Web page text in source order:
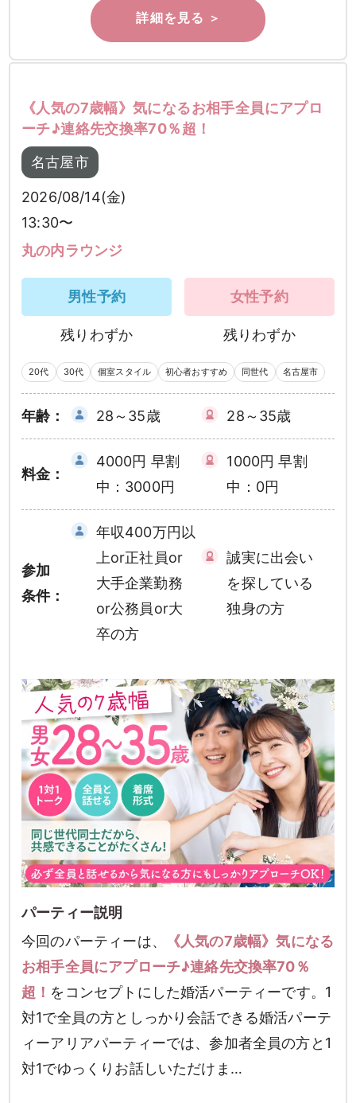
《人気の7歳幅》気になるお相手全員にアプロ
ーチ♪連絡先交換率70％超！
名古屋市
2026/08/14(金)
13:30〜
丸の内ラウンジ
男性予約
残りわずか
女性予約
残りわずか
20代 30代 個室スタイル 初心者おすすめ 同世代 名古屋市
年齢： 28～35歳 28～35歳
料金：
4000円 早割
中：3000円
1000円 早割
中：0円
参加
条件：
年収400万円以
上or正社員or
大手企業勤務
or公務員or大
卒の方
誠実に出会い
を探している
独身の方
パーティー説明
今回のパーティーは、
《人気の7歳幅》気になる
お相手全員にアプローチ♪連絡先交換率70％
超！ をコンセプトにした婚活パーティーです。1
対1で全員の方としっかり会話できる婚活パーテ
ィーアリアパーティーでは、参加者全員の方と1
対1でゆっくりお話しいただけま…